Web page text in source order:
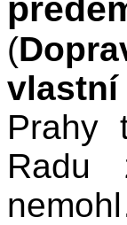
(
Prahy
Radu